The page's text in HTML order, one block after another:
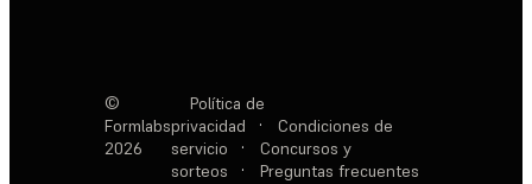
©
Formlabs
2026
Política de
privacidad
·
Condiciones de
servicio
·
Concursos y
sorteos
· Preguntas frecuentes